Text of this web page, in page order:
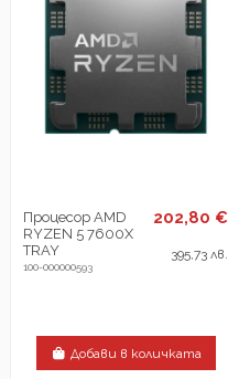
Процесор AMD
RYZEN 5 7600X
TRAY
100-000000593
202,80 €
395,73 лв.
Добави в количката